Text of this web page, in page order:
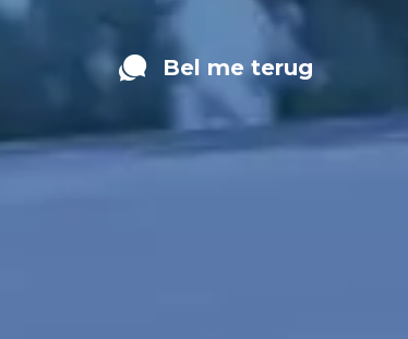
Bel me terug